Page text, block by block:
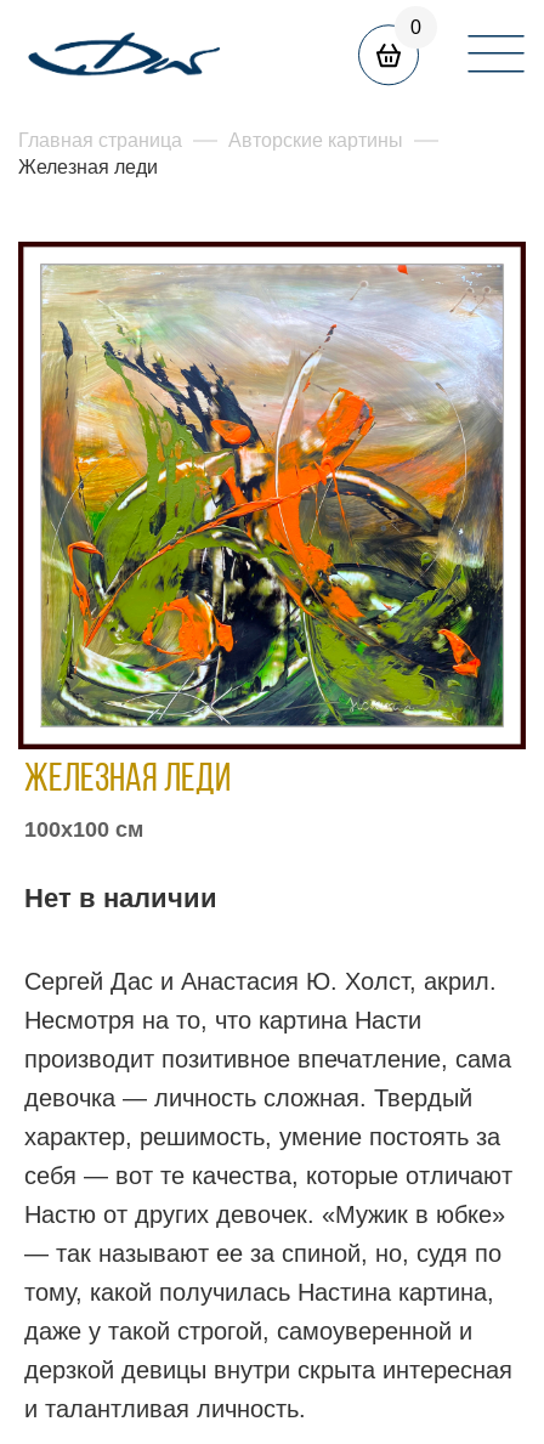
0
Главная страница
Авторские картины
Железная леди
Железная леди
100х100 см
Нет в наличии
Сергей Дас и Анастасия Ю. Холст, акрил.
Несмотря на то, что картина Насти
производит позитивное впечатление, сама
девочка — личность сложная. Твердый
характер, решимость, умение постоять за
себя — вот те качества, которые отличают
Настю от других девочек. «Мужик в юбке»
— так называют ее за спиной, но, судя по
тому, какой получилась Настина картина,
даже у такой строгой, самоуверенной и
дерзкой девицы внутри скрыта интересная
и талантливая личность.